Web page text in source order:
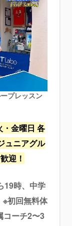
プレッスン
・金曜日 各
ュニアグル
迎！
19時、中学
※初回無料体
コーチ2〜3